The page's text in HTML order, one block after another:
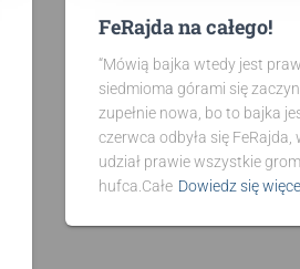
FeRajda na całego!
“Mówią bajka wtedy jest
siedmioma górami się
zupełnie nowa, bo to bajka
czerwca odbyła się FeRajda,
udział prawie wszystkie
hufca.Całe Dowiedz się